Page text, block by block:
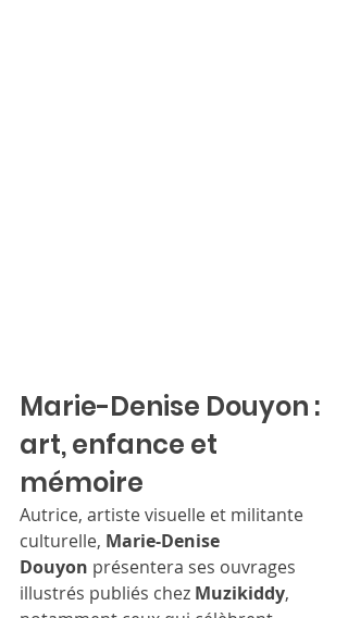
Marie-Denise Douyon :
art, enfance et
mémoire
Autrice, artiste visuelle et militante
culturelle, Marie-Denise
Douyon présentera ses ouvrages
illustrés publiés chez Muzikiddy,